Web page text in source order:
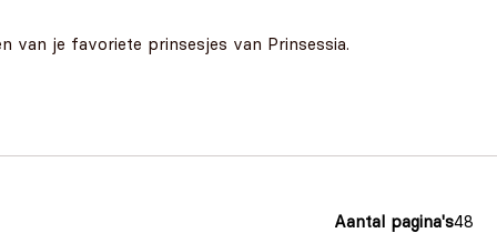
van je favoriete prinsesjes van Prinsessia.
Aantal pagina's48